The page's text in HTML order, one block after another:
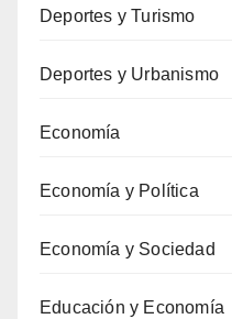
Deportes y Turismo
Deportes y Urbanismo
Economía
Economía y Política
Economía y Sociedad
Educación y Economía